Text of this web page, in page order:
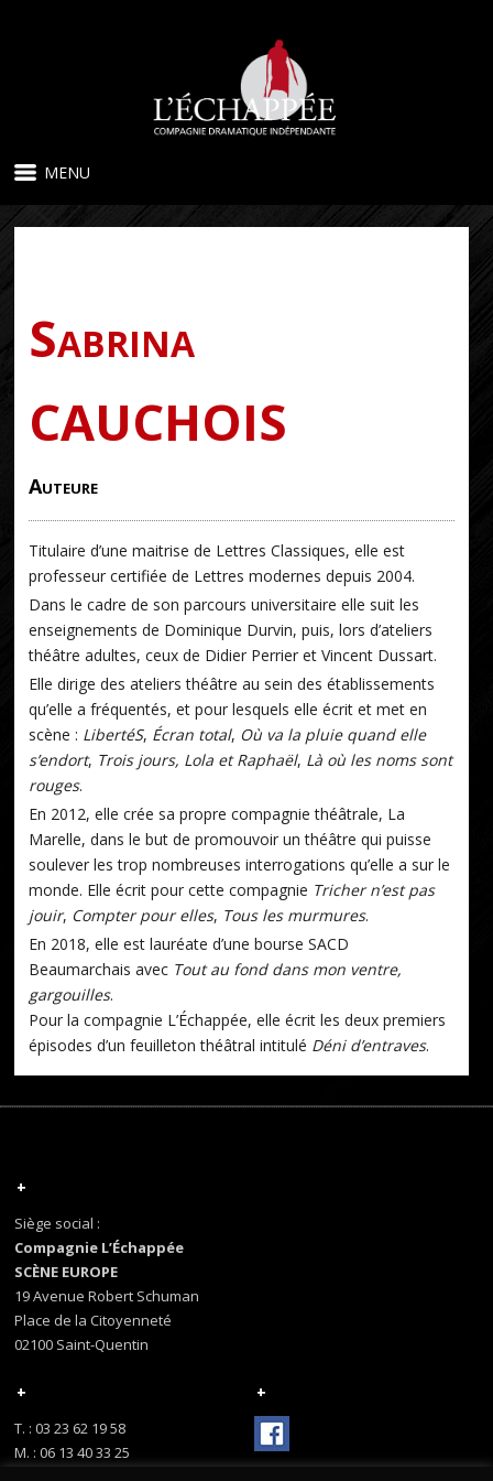
MENU
Sabrina
CAUCHOIS
Auteure
Titulaire d’une maitrise de Lettres Classiques, elle est
professeur certifiée de Lettres modernes depuis 2004.
Dans le cadre de son parcours universitaire elle suit les
enseignements de Dominique Durvin, puis, lors d’ateliers
théâtre adultes, ceux de Didier Perrier et Vincent Dussart.
Elle dirige des ateliers théâtre au sein des établissements
qu’elle a fréquentés, et pour lesquels elle écrit et met en
scène : LibertéS, Écran total, Où va la pluie quand elle
s’endort, Trois jours, Lola et Raphaël, Là où les noms sont
rouges.
En 2012, elle crée sa propre compagnie théâtrale, La
Marelle, dans le but de promouvoir un théâtre qui puisse
soulever les trop nombreuses interrogations qu’elle a sur le
monde. Elle écrit pour cette compagnie Tricher n’est pas
jouir, Compter pour elles, Tous les murmures.
En 2018, elle est lauréate d’une bourse SACD
Beaumarchais avec Tout au fond dans mon ventre,
gargouilles.
Pour la compagnie L’Échappée, elle écrit les deux premiers
épisodes d’un feuilleton théâtral intitulé Déni d’entraves.
+
Siège social :
Compagnie L’Échappée
SCÈNE EUROPE
19 Avenue Robert Schuman
Place de la Citoyenneté
02100 Saint-Quentin
+
T. : 03 23 62 19 58
M. : 06 13 40 33 25
+